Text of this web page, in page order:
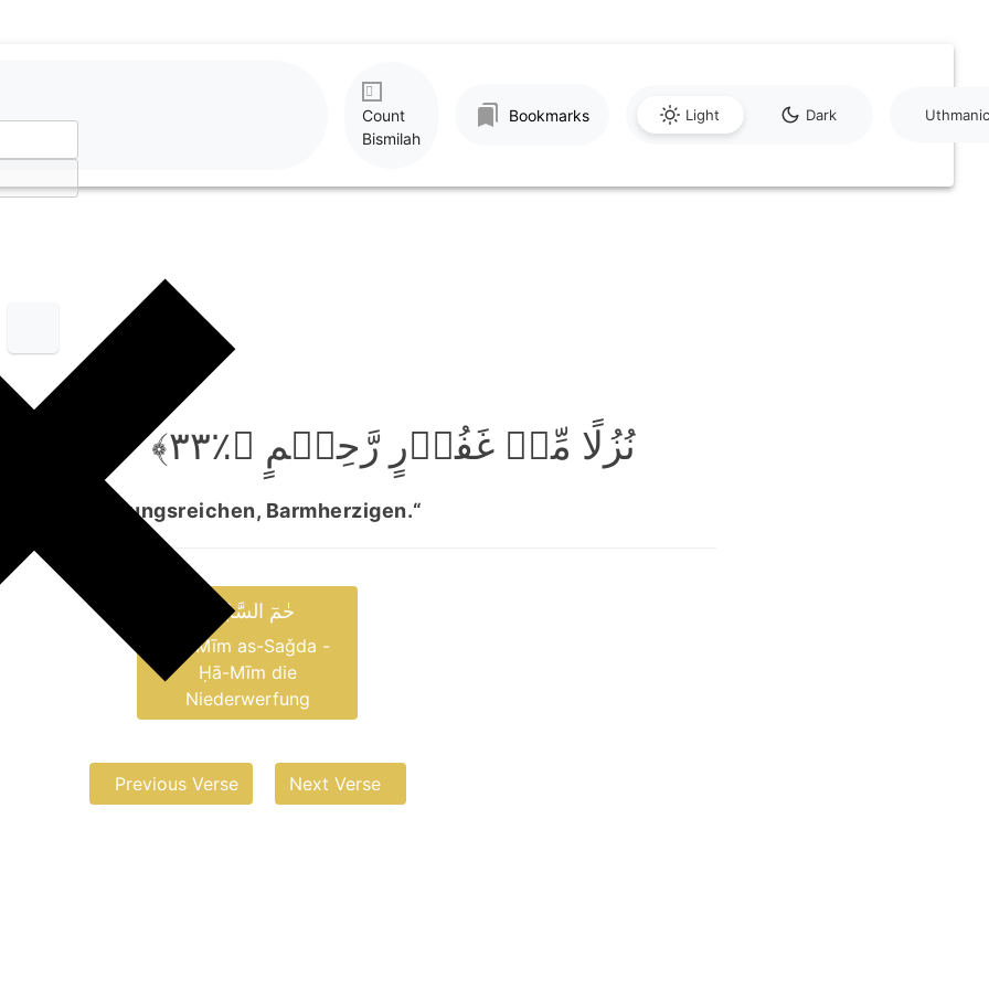
Count
Bismilah
Bookmarks Light Dark Uthmanic
نُزُلًا مِّنۡ غَفُوۡرٍ رَّحِیۡمٍ ﴿٪۳۳﴾
Vergebungsreichen, Barmherzigen.“
حٰمٓ السَّجْدَۃِ
Ḥā-Mīm as-Saǧda -
Ḥā-Mīm die
Niederwerfung
Previous Verse Next Verse